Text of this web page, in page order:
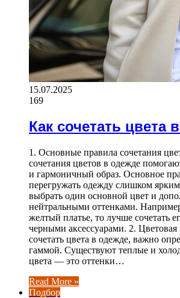
15.07.2025
169
Как сочетать цвета
1. Основные правила сочетания
сочетания цветов в одежде
и гармоничный образ. Основное
перегружать одежду слишком
выбрать один основной цвет и
нейтральными оттенками.
желтый платье, то лучше сочетать
черными аксессуарами. 2.
сочетать цвета в одежде, важно
гаммой. Существуют теплые и
цвета — это оттенки…
Read More »
Подбор